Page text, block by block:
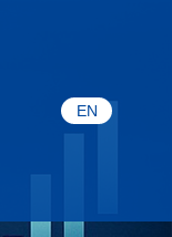
EN